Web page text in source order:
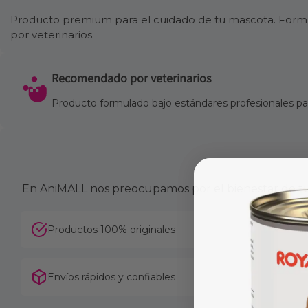
Producto premium para el cuidado de tu mascota.
por veterinarios.
Recomendado por veterinarios
Producto formulado bajo estándares profesionales
En AniMALL nos preocupamos por el bienestar de
Productos 100% originales
Envíos rápidos y confiables